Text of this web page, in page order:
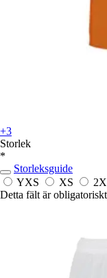
+3
Storlek
*
Storleksguide
YXS
XS
Detta fält är obligatoriskt